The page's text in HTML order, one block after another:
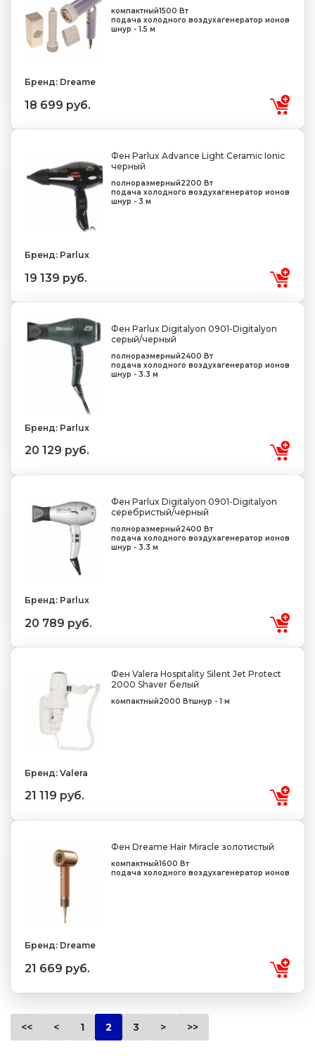
компактный1500 Вт
подача холодного воздухагенератор ионов
шнур - 1.5 м
Бренд: Dreame
18 699 руб.
Фен Parlux Advance Light Ceramic Ionic
черный
полноразмерный2200 Вт
подача холодного воздухагенератор ионов
шнур - 3 м
Бренд: Parlux
19 139 руб.
Фен Parlux Digitalyon 0901-Digitalyon
серый/черный
полноразмерный2400 Вт
подача холодного воздухагенератор ионов
шнур - 3.3 м
Бренд: Parlux
20 129 руб.
Фен Parlux Digitalyon 0901-Digitalyon
серебристый/черный
полноразмерный2400 Вт
подача холодного воздухагенератор ионов
шнур - 3.3 м
Бренд: Parlux
20 789 руб.
Фен Valera Hospitality Silent Jet Protect
2000 Shaver белый
компактный2000 Втшнур - 1 м
Бренд: Valera
21 119 руб.
Фен Dreame Hair Miracle золотистый
компактный1600 Вт
подача холодного воздухагенератор ионов
Бренд: Dreame
21 669 руб.
<< < 1 2 3 > >>